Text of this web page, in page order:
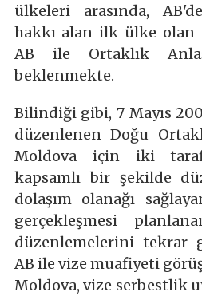
ülkeleri arasında,
hakkı alan ilk ülke olan
AB ile Ortaklık
beklenmekte.
Bilindiği gibi, 7 Mayıs
düzenlenen Doğu
Moldova için iki
kapsamlı bir şekilde
dolaşım olanağı
gerçekleşmesi
düzenlemelerini tekrar
AB ile vize muafiyeti
Moldova, vize serbestlik